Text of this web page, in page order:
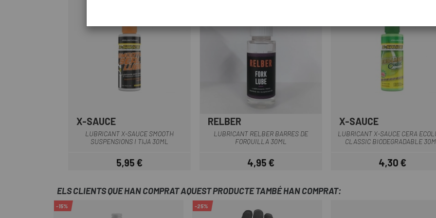
X-SAUCE
LUBRICANT X-SAUCE SMOOTH
SUSPENSIONS I TIJA 30ML
Preu
5,95 €
RELBER
LUBRICANT RELBER BARRES DE
FORQUILLA 30ML
Preu
4,95 €
X-SAUCE
LUBRICANT X-SAUCE CERA
CLASSIC BIODEGRADABLE
Preu
4,30 €
ELS CLIENTS QUE HAN COMPRAT AQUEST PRODUCTE TAMBÉ HAN COMPRAT:
-15% -25%